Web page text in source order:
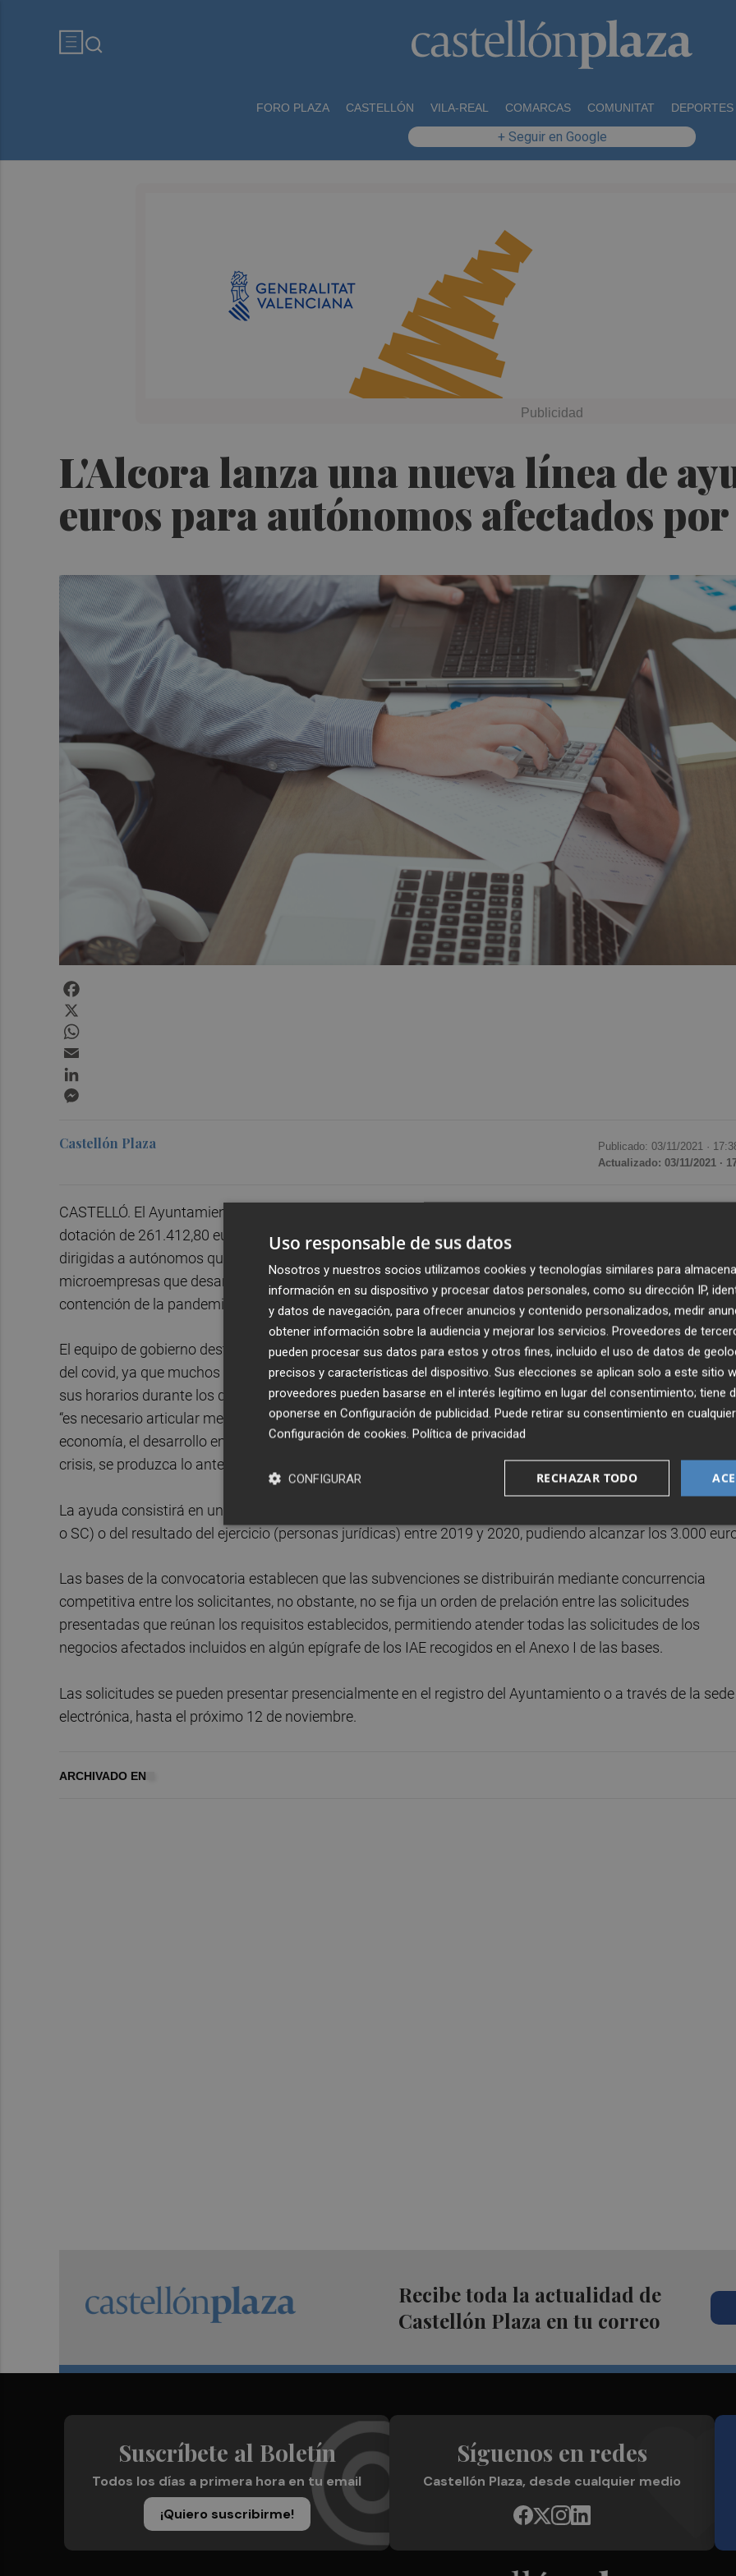
FORO PLAZA CASTELLÓN VILA-REAL COMARCAS COMUNITAT DEPORTES
+ Seguir en Google
L'Alcora lanza una nueva línea de
euros para autónomos afectados
Castellón Plaza Publicado: 03/11/2021 ·
Actualizado: 03/11/2021 ·
CASTELLÓ. El Ayuntamiento de l’Alcora ha lanzado una convocatoria de ayudas municipales con una
dotación de 261.412,80 euros para minimizar el impacto del covid-19 y reactivar la economía local. Están
dirigidas a autónomos que tributan a través del sistema de estimación directa simplificada y
microempresas que desarrollan su actividad en sectores que se han visto afectados por las medidas de
contención de la pandemia y tienen el domicilio fiscal de la actividad en el municipio de l’Alcora.
El equipo de gobierno destaca que “este tipo de negocios está sufriendo en gran medida el impacto
del covid, ya que muchos de ellos se han visto obligados a cerrar sus negocios o a reducir
sus horarios durante los diferentes periodos de confinamiento o restricciones que se han adoptado”. Por
“es necesario articular medidas y actuaciones para evitar que se originen consecuencias irreversibles
economía, el desarrollo empresarial y comercial de nuestro municipio y velar porque, una vez finalizada la
crisis, se produzca lo antes posible una reactivación de la economía local”.
La ayuda consistirá en una cuantía variable según la disminución del rendimiento neto (personas físicas,
o SC) o del resultado del ejercicio (personas jurídicas) entre 2019 y 2020, pudiendo alcanzar los 3.000
Las bases de la convocatoria establecen que las subvenciones se distribuirán mediante concurrencia
competitiva entre los solicitantes, no obstante, no se fija un orden de prelación entre las solicitudes
presentadas que reúnan los requisitos establecidos, permitiendo atender todas las solicitudes de los
negocios afectados incluidos en algún epígrafe de los IAE recogidos en el Anexo I de las bases.
Las solicitudes se pueden presentar presencialmente en el registro del Ayuntamiento o a través de la sede
electrónica, hasta el próximo 12 de noviembre.
ARCHIVADO EN
Recibe toda la actualidad de
Castellón Plaza en tu correo
Suscríbete al Boletín
Todos los días a primera hora en tu email
¡Quiero suscribirme!
Síguenos en redes
Castellón Plaza, desde cualquier medio
Uso responsable de sus datos
Nosotros y nuestros socios utilizamos cookies y tecnologías similares para
información en su dispositivo y procesar datos personales, como su dirección IP,
y datos de navegación, para ofrecer anuncios y contenido personalizados, medir
obtener información sobre la audiencia y mejorar los servicios. Proveedores de
pueden procesar sus datos para estos y otros fines, incluido el uso de datos de
precisos y características del dispositivo. Sus elecciones se aplican solo a este sitio
proveedores pueden basarse en el interés legítimo en lugar del consentimiento; tiene
oponerse en Configuración de publicidad. Puede retirar su consentimiento en
Configuración de cookies. Política de privacidad
RECHAZAR TODO
CONFIGURAR